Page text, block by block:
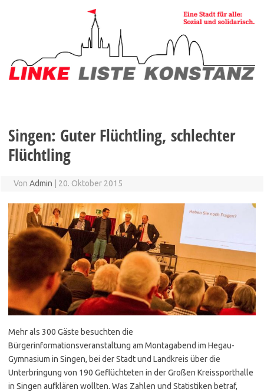
Singen: Guter Flüchtling, schlechter
Flüchtling
Von Admin 20. Oktober 2015
Mehr als 300 Gäste besuchten die
Bürgerinformationsveranstaltung am Montagabend im Hegau-
Gymnasium in Singen, bei der Stadt und Landkreis über die
Unterbringung von 190 Geflüchteten in der Großen Kreissporthalle
in Singen aufklären wollten. Was Zahlen und Statistiken betraf,